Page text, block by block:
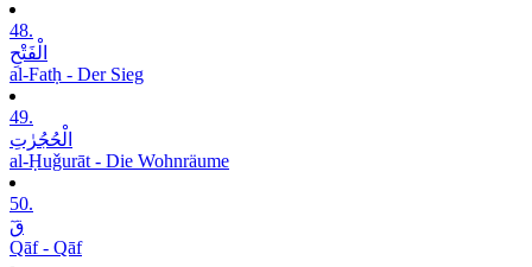
48.
الْفَتْحِ
al-Fatḥ - Der Sieg
49.
الْحُجُرٰتِ
al-Ḥuǧurāt - Die Wohnräume
50.
قٓ
Qāf - Qāf